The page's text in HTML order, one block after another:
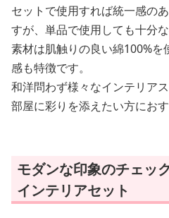
セットで使用すれば統一感の
すが、単品で使用しても十分
素材は肌触りの良い綿100%
感も特徴です。
和洋問わず様々なインテリア
部屋に彩りを添えたい方におす
モダンな印象のチェッ
インテリアセット